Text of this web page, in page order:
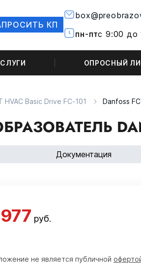
КП
пн-птс 9:00 до
ОПРОСНЫЙ
HVAC Basic Drive FC-101 Danfoss
Документация
руб.
не является публичной